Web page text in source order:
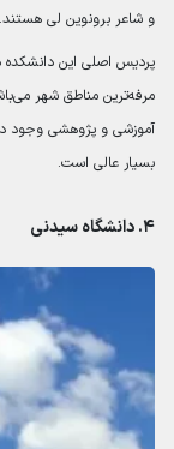
و شاعر برونوین لی هستند.
پردیس اصلی این
آموزشی و پژوهشی وجود
بسیار عالی است.
۴. دانشگاه سیدنی